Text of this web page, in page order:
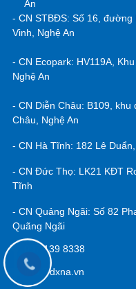
bổng và 'Tủ sách Bồ Công
VỀ CHÚNG TÔI
Công Ty CP BĐS Bắc Trung
Tầng 18 tòa nhà dầu khí,
- CN STBĐS: Số 16,
Vinh, Nghệ An
Nghệ An
- CN Diễn Châu: B109, khu
Châu, Nghệ An
- CN Hà Tĩnh: 182 Lê